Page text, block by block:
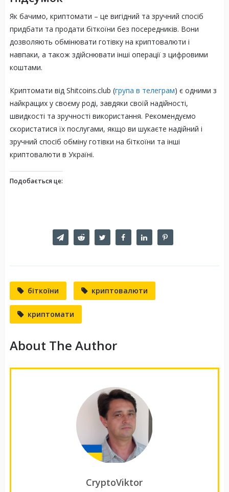
Як бачимо, криптомати – це вигідний та зручний спосіб
придбати та продати біткоїни без посередників. Вони
дозволяють обмінювати готівку на криптовалюти і
навпаки, а також здійснювати інші операції з цифровими
коштами.
Криптомати від Shitcoins.club (група в телеграм) є одними з
найкращих у своєму роді, завдяки своїй надійності,
швидкості та зручності використання. Рекомендуємо
скористатися їх послугами, якщо ви шукаєте надійний і
зручний спосіб обміну готівки на біткоїни та інші
криптовалюти в Україні.
Подобається це:
біткоїни криптовалюти
криптомати
About The Author
CryptoViktor